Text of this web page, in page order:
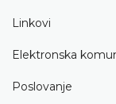
Linkovi
Elektronska
Poslovanje